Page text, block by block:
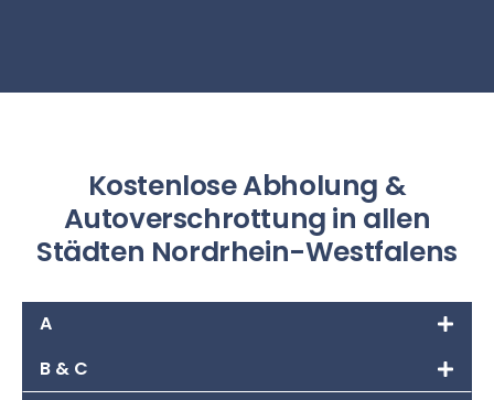
Kostenlose Abholung &
Autoverschrottung in allen
Städten Nordrhein-Westfalens
A
B & C